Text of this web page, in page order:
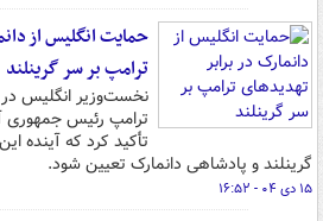
حمایت انگلیس از
ترامپ بر سر گرینلند
نخست‌وزیر انگلیس
ترامپ رئیس جمهوری
تأکید کرد که آینده
گرینلند و پادشاهی دانمارک تعیین شود.
۱۵ دی ۰۴ - ۱۶:۵۲